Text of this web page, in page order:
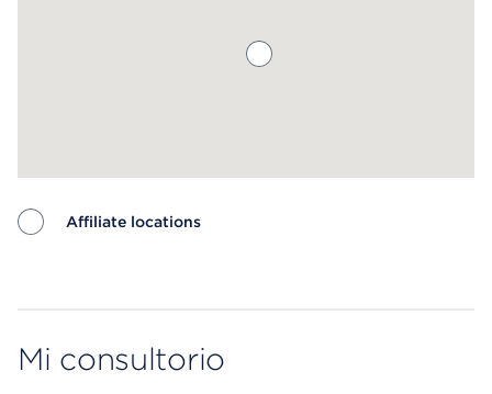
Affiliate locations
Mi consultorio